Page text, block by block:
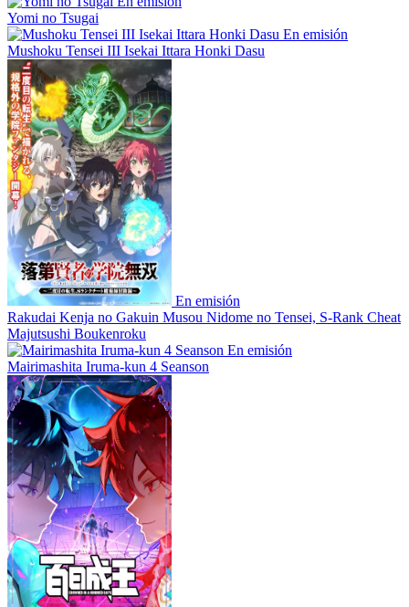
Yomi no Tsugai
En emisión
Mushoku Tensei III Isekai Ittara Honki Dasu
En emisión
Rakudai Kenja no Gakuin Musou Nidome no Tensei, S-Rank Cheat
Majutsushi Boukenroku
En emisión
Mairimashita Iruma-kun 4 Seanson